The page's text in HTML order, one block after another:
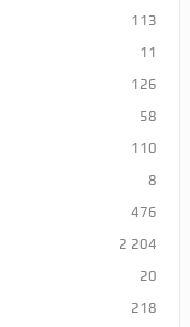
113
11
126
58
110
8
476
2 204
20
218